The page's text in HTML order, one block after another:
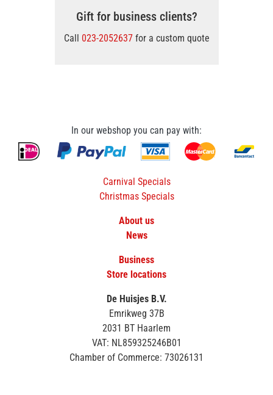
Gift for business clients?
Call 023-2052637for a custom quote
In our webshop you can pay with:
Carnival Specials
Christmas Specials
About us
News
Business
Store locations
De Huisjes B.V.
Emrikweg 37B
2031 BT Haarlem
VAT: NL859325246B01
Chamber of Commerce: 73026131